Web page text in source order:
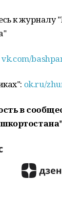
к журналу
vk.com/
ok.ru/
в